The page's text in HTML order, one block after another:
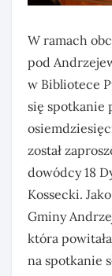
W ramach
pod
w Bibliotece
się spotkanie
został
dowódcy 18
Kossecki.
Gminy
która
na spotkanie